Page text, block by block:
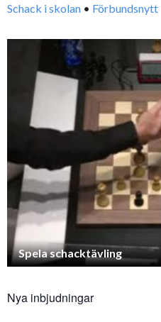
Schack i skolan • Förbundsnytt
Spela schacktävling
Nya inbjudningar